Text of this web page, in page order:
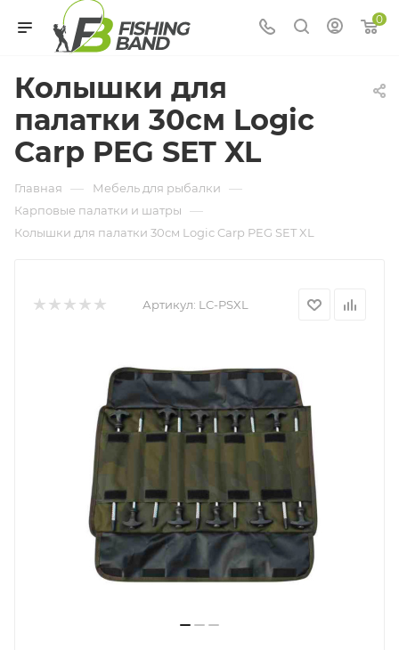
0
Колышки для
палатки 30см Logic
Carp PEG SET XL
Главная — Мебель для рыбалки —
Карповые палатки и шатры —
Колышки для палатки 30см Logic Carp PEG SET XL
Артикул: LC-PSXL